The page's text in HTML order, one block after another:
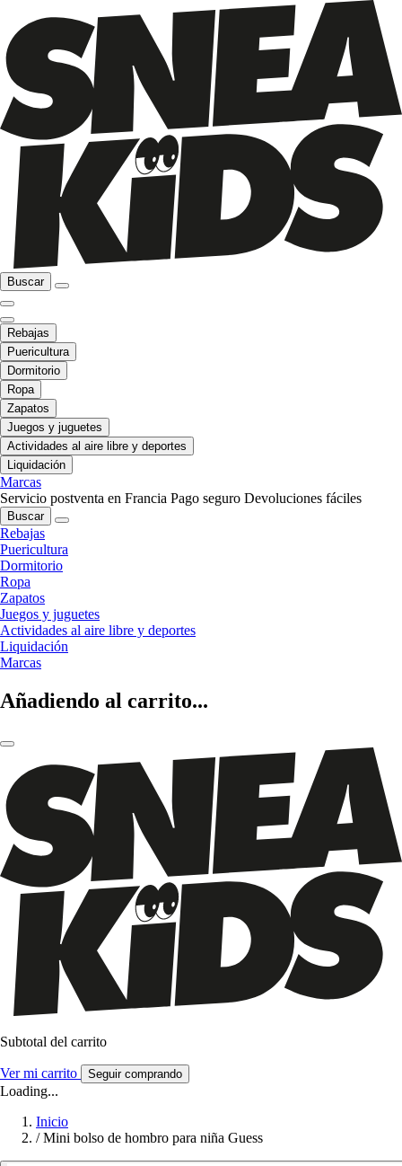
Buscar
Rebajas
Puericultura
Dormitorio
Ropa
Zapatos
Juegos y juguetes
Actividades al aire libre y deportes
Liquidación
Marcas
Servicio postventa en Francia Pago seguro Devoluciones fáciles
Buscar
Rebajas
Puericultura
Dormitorio
Ropa
Zapatos
Juegos y juguetes
Actividades al aire libre y deportes
Liquidación
Marcas
Añadiendo al carrito...
Subtotal del carrito
Ver mi carrito Seguir comprando
Loading...
Inicio
/ Mini bolso de hombro para niña Guess